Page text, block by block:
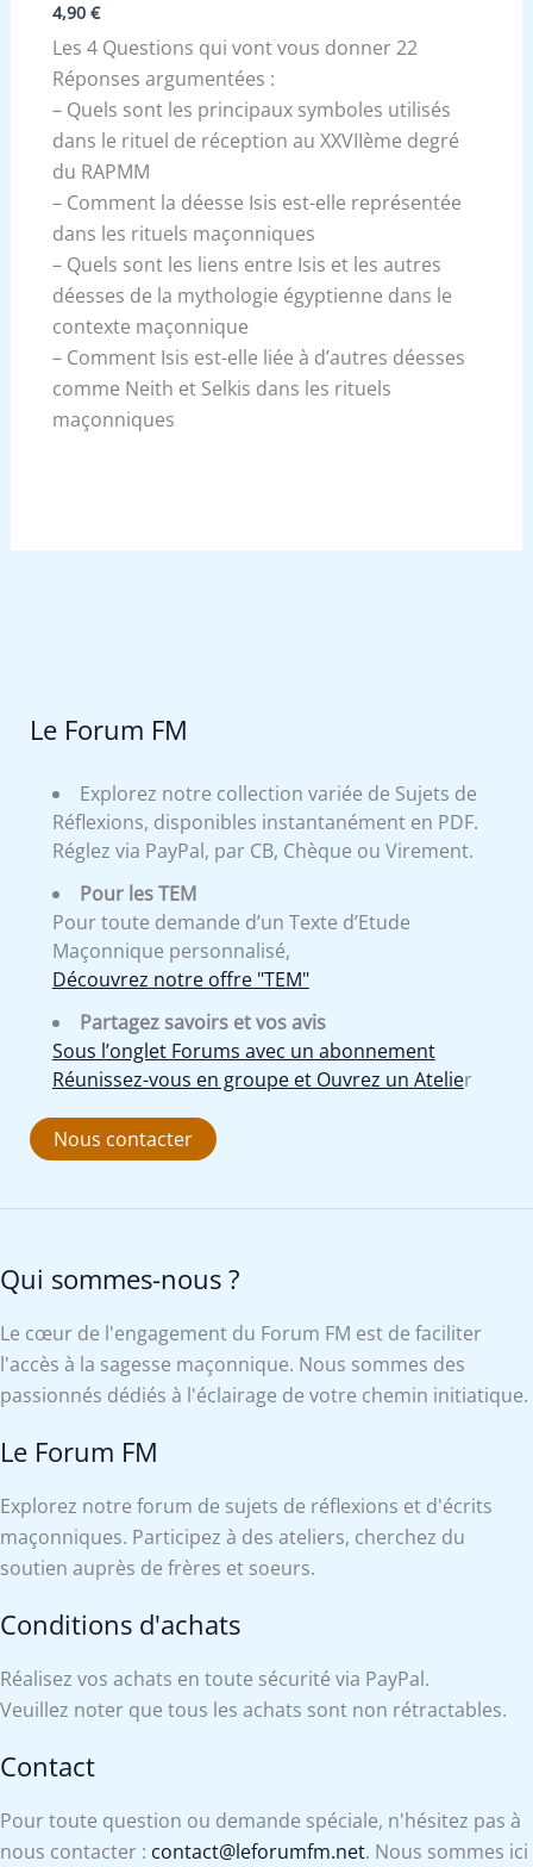
4,90 €
Les 4 Questions qui vont vous donner 22
Réponses argumentées :
– Quels sont les principaux symboles utilisés
dans le rituel de réception au XXVIIème degré
du RAPMM
– Comment la déesse Isis est-elle représentée
dans les rituels maçonniques
– Quels sont les liens entre Isis et les autres
déesses de la mythologie égyptienne dans le
contexte maçonnique
– Comment Isis est-elle liée à d’autres déesses
comme Neith et Selkis dans les rituels
maçonniques
Le Forum FM
Explorez notre collection variée de Sujets de
Réflexions, disponibles instantanément en PDF.
Réglez via PayPal, par CB, Chèque ou Virement.
Pour les TEM
Pour toute demande d’un Texte d’Etude
Maçonnique personnalisé,
Découvrez notre offre "TEM"
Partagez savoirs et vos avis
Sous l’onglet Forums avec un abonnement
Réunissez-vous en groupe et Ouvrez un Atelier
Nous contacter
Qui sommes-nous ?
Le cœur de l'engagement du Forum FM est de faciliter
l'accès à la sagesse maçonnique. Nous sommes des
passionnés dédiés à l'éclairage de votre chemin initiatique.
Le Forum FM
Explorez notre forum de sujets de réflexions et d'écrits
maçonniques. Participez à des ateliers, cherchez du
soutien auprès de frères et soeurs.
Conditions d'achats
Réalisez vos achats en toute sécurité via PayPal.
Veuillez noter que tous les achats sont non rétractables.
Contact
Pour toute question ou demande spéciale, n'hésitez pas à
nous contacter : contact@leforumfm.net. Nous sommes ici